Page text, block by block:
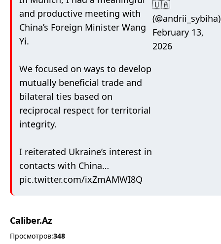
and productive meeting with
China’s Foreign Minister Wang
Yi.
We focused on ways to develop
mutually beneficial trade and
bilateral ties based on
reciprocal respect for territorial
integrity.
I reiterated Ukraine’s interest in
contacts with China…
pic.twitter.com/ixZmAMWI8Q
🇺🇦
(@andrii_sybiha)
February 13,
2026
Caliber.Az
Просмотров:348